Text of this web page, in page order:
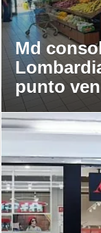
Md
punto